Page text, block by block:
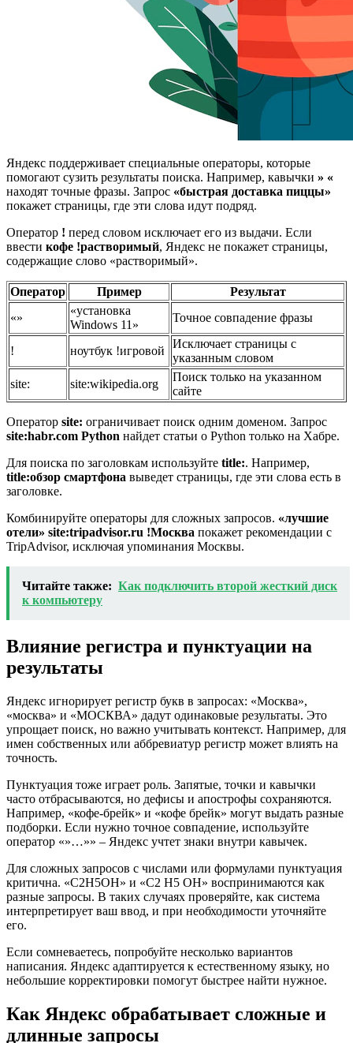
Яндекс поддерживает специальные операторы, которые
помогают сузить результаты поиска. Например, кавычки » «
находят точные фразы. Запрос «быстрая доставка пиццы»
покажет страницы, где эти слова идут подряд.
Оператор ! перед словом исключает его из выдачи. Если
ввести кофе !растворимый, Яндекс не покажет страницы,
содержащие слово «растворимый».
Оператор Пример
Результат
«»
«установка
Windows 11»
Точное совпадение фразы
! ноутбук !игровой
Исключает страницы с
указанным словом
site:
site:wikipedia.org
Поиск только на указанном
сайте
Оператор site: ограничивает поиск одним доменом. Запрос
site:habr.com Python найдет статьи о Python только на Хабре.
Для поиска по заголовкам используйте title:. Например,
title:обзор смартфона выведет страницы, где эти слова есть в
заголовке.
Комбинируйте операторы для сложных запросов. «лучшие
отели» site:tripadvisor.ru !Москва покажет рекомендации с
TripAdvisor, исключая упоминания Москвы.
Читайте также: Как подключить второй жесткий диск
к компьютеру
Влияние регистра и пунктуации на
результаты
Яндекс игнорирует регистр букв в запросах: «Москва»,
«москва» и «МОСКВА» дадут одинаковые результаты. Это
упрощает поиск, но важно учитывать контекст. Например, для
имен собственных или аббревиатур регистр может влиять на
точность.
Пунктуация тоже играет роль. Запятые, точки и кавычки
часто отбрасываются, но дефисы и апострофы сохраняются.
Например, «кофе-брейк» и «кофе брейк» могут выдать разные
подборки. Если нужно точное совпадение, используйте
оператор «»…»» – Яндекс учтет знаки внутри кавычек.
Для сложных запросов с числами или формулами пунктуация
критична. «С2Н5ОН» и «С2 Н5 ОН» воспринимаются как
разные запросы. В таких случаях проверяйте, как система
интерпретирует ваш ввод, и при необходимости уточняйте
его.
Если сомневаетесь, попробуйте несколько вариантов
написания. Яндекс адаптируется к естественному языку, но
небольшие корректировки помогут быстрее найти нужное.
Как Яндекс обрабатывает сложные и
длинные запросы